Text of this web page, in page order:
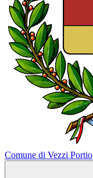
Comune di Vezzi Portio